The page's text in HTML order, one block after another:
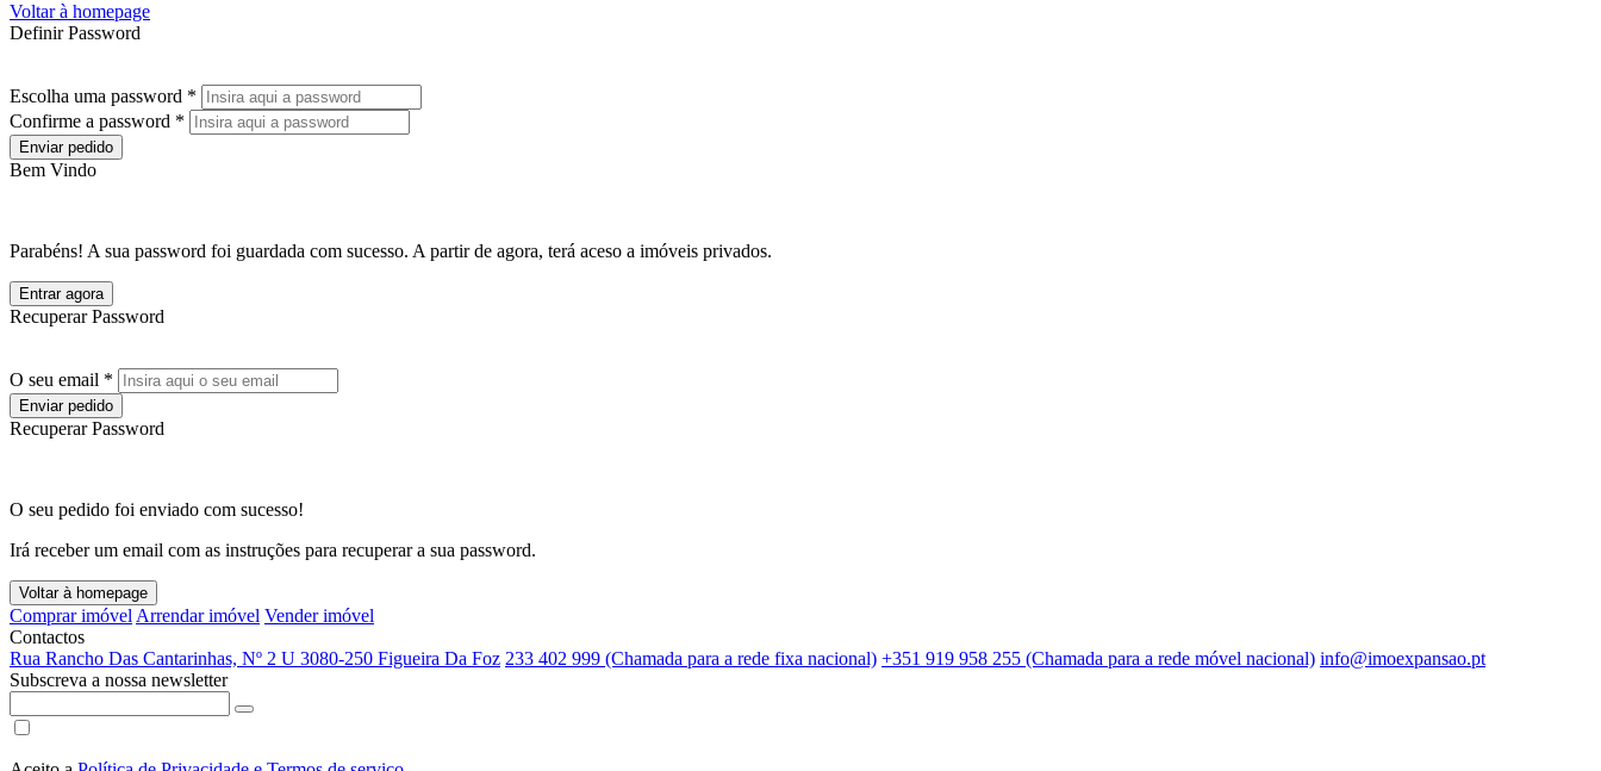
Voltar à homepage
Definir Password
Escolha uma password *
Confirme a password *
Enviar pedido
Bem Vindo
Parabéns! A sua password foi guardada com sucesso. A partir de agora, terá aceso a imóveis privados.
Entrar agora
Recuperar Password
O seu email *
Enviar pedido
Recuperar Password
O seu pedido foi enviado com sucesso!
Irá receber um email com as instruções para recuperar a sua password.
Voltar à homepage
Comprar imóvelArrendar imóvel Vender imóvel
Contactos
Rua Rancho Das Cantarinhas, Nº 2 U 3080-250 Figueira Da Foz 233 402 999 (Chamada para a rede fixa nacional) +351 919 958 255 (Chamada para a rede móvel nacional) info@imoexpansao.pt
Subscreva a nossa newsletter